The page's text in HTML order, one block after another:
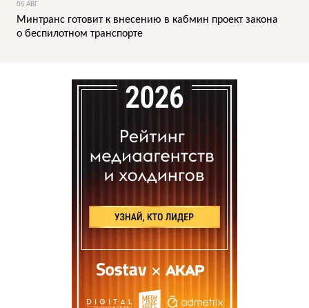
05 АВГ
Минтранс готовит к внесению в кабмин проект закона
о беспилотном транспорте